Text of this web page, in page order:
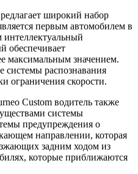
широкий набор
первым автомобилем в
обеспечивает
максимальным значением.
системы распознавания
ограничения скорости.
Custom водитель также
системы
предупреждения о
направлении, которая
задним ходом из
которые приближаются